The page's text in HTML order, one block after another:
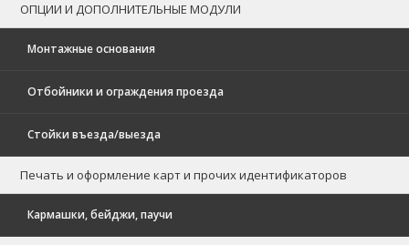
ОПЦИИ И ДОПОЛНИТЕЛЬНЫЕ МОДУЛИ
Монтажные основания
Отбойники и ограждения проезда
Стойки въезда/выезда
Печать и оформление карт и прочих идентификаторов
Кармашки, бейджи, паучи